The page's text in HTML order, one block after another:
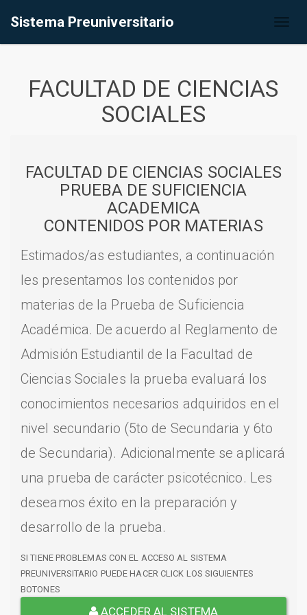
Sistema Preuniversitario
FACULTAD DE CIENCIAS
SOCIALES
FACULTAD DE CIENCIAS SOCIALES
PRUEBA DE SUFICIENCIA
ACADEMICA
CONTENIDOS POR MATERIAS
Estimados/as estudiantes, a continuación
les presentamos los contenidos por
materias de la Prueba de Suficiencia
Académica. De acuerdo al Reglamento de
Admisión Estudiantil de la Facultad de
Ciencias Sociales la prueba evaluará los
conocimientos necesarios adquiridos en el
nivel secundario (5to de Secundaria y 6to
de Secundaria). Adicionalmente se aplicará
una prueba de carácter psicotécnico. Les
deseamos éxito en la preparación y
desarrollo de la prueba.
SI TIENE PROBLEMAS CON EL ACCESO AL SISTEMA
PREUNIVERSITARIO PUEDE HACER CLICK LOS SIGUIENTES
BOTONES
ACCEDER AL SISTEMA